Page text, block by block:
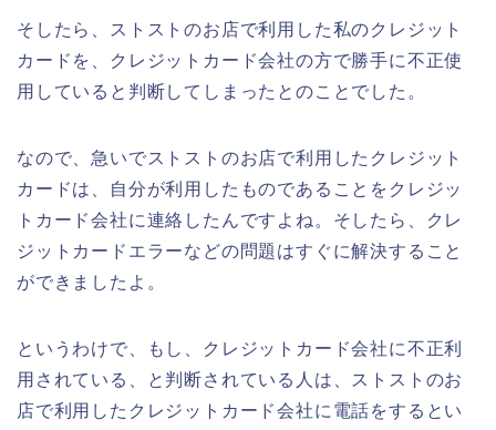
そしたら、ストストのお店で利用した私のクレジット
カードを、クレジットカード会社の方で勝手に不正使
用していると判断してしまったとのことでした。
なので、急いでストストのお店で利用したクレジット
カードは、自分が利用したものであることをクレジッ
トカード会社に連絡したんですよね。そしたら、クレ
ジットカードエラーなどの問題はすぐに解決すること
ができましたよ。
というわけで、もし、クレジットカード会社に不正利
用されている、と判断されている人は、ストストのお
店で利用したクレジットカード会社に電話をするとい